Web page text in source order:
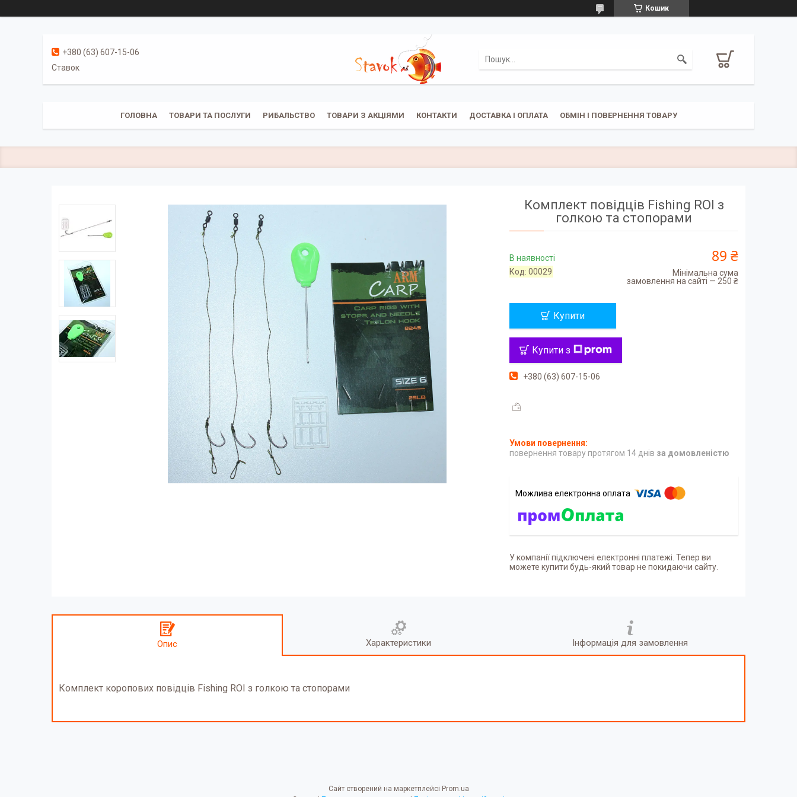
Кошик
+380 (63) 607-15-06
Ставок
ГОЛОВНА ТОВАРИ ТА ПОСЛУГИ РИБАЛЬСТВО ТОВАРИ З АКЦІЯМИ КОНТАКТИ ДОСТАВКА І ОПЛАТА ОБМІН І ПОВЕРНЕННЯ ТОВАРУ
Комплект повідців Fishing ROI з
голкою та стопорами
В наявності
Код:00029
89 ₴
Мінімальна сума
замовлення на сайті — 250 ₴
Купити
Купити з
+380 (63) 607-15-06
повернення товару протягом 14 днів за домовленістю
У компанії підключені електронні платежі. Тепер ви
можете купити будь-який товар не покидаючи сайту.
Опис Характеристики Інформація для замовлення
Комплект коропових повідців Fishing ROI з голкою та стопорами
Сайт створений на маркетплейсі Prom.ua